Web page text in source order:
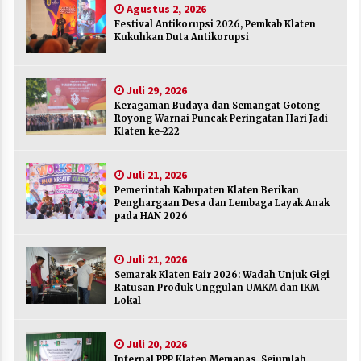
Agustus 2, 2026
Juli 29, 2026
Pemerintah Kabupaten Klaten Berikan
Juli 21, 2026
Semarak Klaten Fair 2026: Wadah Unjuk Gigi
Ratusan Produk Unggulan UMKM dan IKM
Internal PPP Klaten Memanas, Sejumlah Ketua
PAC Nyatakan Mundur Massal
Merayakan Sekolah sebagai Rumah Kedua
Agustus 2, 2026
Festival Antikorupsi 2026, Pemkab Klaten
Kukuhkan Duta Antikorupsi
Juli 29, 2026
Keragaman Budaya dan Semangat Gotong
Royong Warnai Puncak Peringatan Hari Jadi
Klaten ke-222
Juli 21, 2026
Pemerintah Kabupaten Klaten Berikan
Penghargaan Desa dan Lembaga Layak Anak
pada HAN 2026
Juli 21, 2026
Semarak Klaten Fair 2026: Wadah Unjuk Gigi
Ratusan Produk Unggulan UMKM dan IKM
Lokal
Juli 20, 2026